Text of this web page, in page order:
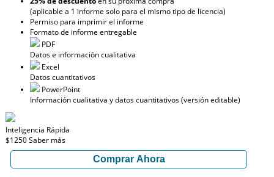
(aplicable a 1 informe solo para el mismo tipo de licencia)
Permiso para imprimir el informe
Formato de informe entregable
PDF
Datos e información cualitativa
Excel
Datos cuantitativos
PowerPoint
Información cualitativa y datos cuantitativos (versión editable)
Inteligencia Rápida
$1250Saber más
Comprar Ahora